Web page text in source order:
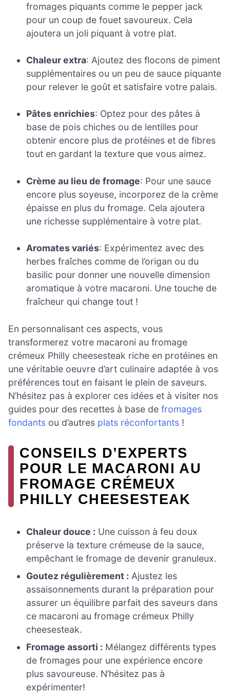
fromages piquants comme le pepper jack
pour un coup de fouet savoureux. Cela
ajoutera un joli piquant à votre plat.
Chaleur extra: Ajoutez des flocons de piment
supplémentaires ou un peu de sauce piquante
pour relever le goût et satisfaire votre palais.
Pâtes enrichies: Optez pour des pâtes à
base de pois chiches ou de lentilles pour
obtenir encore plus de protéines et de fibres
tout en gardant la texture que vous aimez.
Crème au lieu de fromage: Pour une sauce
encore plus soyeuse, incorporez de la crème
épaisse en plus du fromage. Cela ajoutera
une richesse supplémentaire à votre plat.
Aromates variés: Expérimentez avec des
herbes fraîches comme de l’origan ou du
basilic pour donner une nouvelle dimension
aromatique à votre macaroni. Une touche de
fraîcheur qui change tout !
En personnalisant ces aspects, vous
transformerez votre macaroni au fromage
crémeux Philly cheesesteak riche en protéines en
une véritable oeuvre d’art culinaire adaptée à vos
préférences tout en faisant le plein de saveurs.
N’hésitez pas à explorer ces idées et à visiter nos
guides pour des recettes à base de fromages
fondants ou d’autres plats réconfortants !
CONSEILS D’EXPERTS
POUR LE MACARONI AU
FROMAGE CRÉMEUX
PHILLY CHEESESTEAK
Chaleur douce : Une cuisson à feu doux
préserve la texture crémeuse de la sauce,
empêchant le fromage de devenir granuleux.
Goutez régulièrement : Ajustez les
assaisonnements durant la préparation pour
assurer un équilibre parfait des saveurs dans
ce macaroni au fromage crémeux Philly
cheesesteak.
Fromage assorti : Mélangez différents types
de fromages pour une expérience encore
plus savoureuse. N’hésitez pas à
expérimenter!